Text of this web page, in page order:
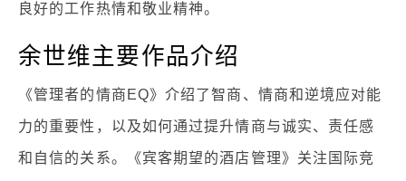
良好的工作热情和敬业精神。
余世维主要作品介绍
《管理者的情商EQ》介绍了智商、情商和逆境应对能
力的重要性，以及如何通过提升情商与诚实、责任感
和自信的关系。《宾客期望的酒店管理》关注国际竞